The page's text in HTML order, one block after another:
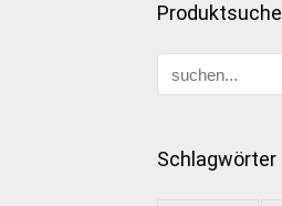
Produktsuche
Schlagwörter